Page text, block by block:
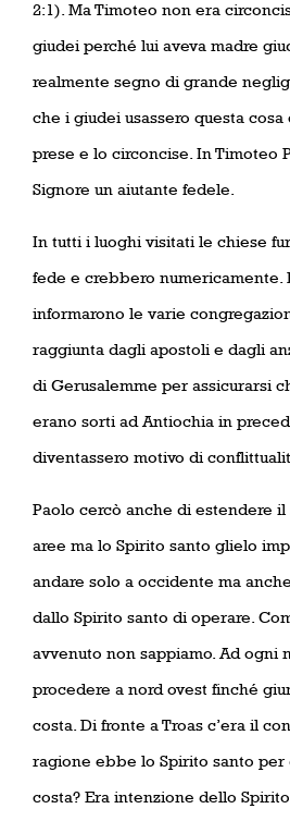
2:1). Ma Timoteo non era
giudei perché lui aveva madre
realmente segno di grande
che i giudei usassero questa
prese e lo circoncise. In Timoteo
Signore un aiutante fedele.
In tutti i luoghi visitati le chiese
fede e crebbero numericamente.
informarono le varie
raggiunta dagli apostoli e dagli
di Gerusalemme per assicurarsi
erano sorti ad Antiochia in
diventassero motivo di
Paolo cercò anche di estendere il
aree ma lo Spirito santo glielo
andare solo a occidente ma
dallo Spirito santo di operare.
avvenuto non sappiamo. Ad ogni
procedere a nord ovest finché
costa. Di fronte a Troas c’era il
ragione ebbe lo Spirito santo per
costa? Era intenzione dello